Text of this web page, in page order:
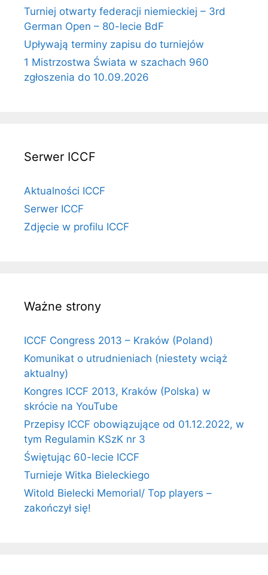
Turniej otwarty federacji niemieckiej – 3rd
German Open – 80-lecie BdF
Upływają terminy zapisu do turniejów
1 Mistrzostwa Świata w szachach 960
zgłoszenia do 10.09.2026
Serwer ICCF
Aktualności ICCF
Serwer ICCF
Zdjęcie w profilu ICCF
Ważne strony
ICCF Congress 2013 – Kraków (Poland)
Komunikat o utrudnieniach (niestety wciąż
aktualny)
Kongres ICCF 2013, Kraków (Polska) w
skrócie na YouTube
Przepisy ICCF obowiązujące od 01.12.2022, w
tym Regulamin KSzK nr 3
Świętując 60-lecie ICCF
Turnieje Witka Bieleckiego
Witold Bielecki Memorial/ Top players –
zakończył się!